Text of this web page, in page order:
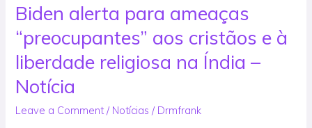
Biden alerta para ameaças
“preocupantes” aos cristãos e à
liberdade religiosa na Índia –
Notícia
Leave a Comment / Notícias / Drmfrank
Biden
para
ameaças
“preocupantes”
aos
cristãos